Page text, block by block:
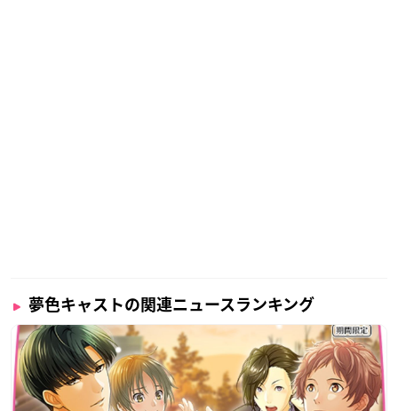
夢色キャストの関連ニュースランキング